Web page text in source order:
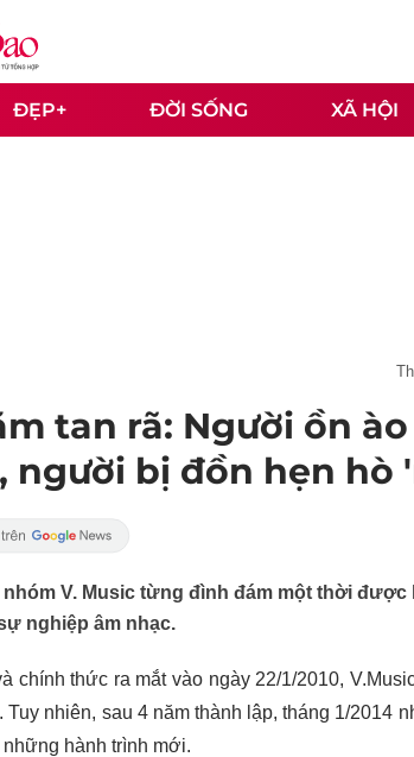
ĐẸP+ ĐỜI SỐNG XÃ HỘI
tan rã: Người ồn
người bị đồn hẹn hò
V. Music từng đình đám một thời được
nghiệp âm nhạc.
chính thức ra mắt vào ngày 22/1/2010,
. Tuy nhiên, sau 4 năm thành lập, tháng 1/2014
hành trình mới.